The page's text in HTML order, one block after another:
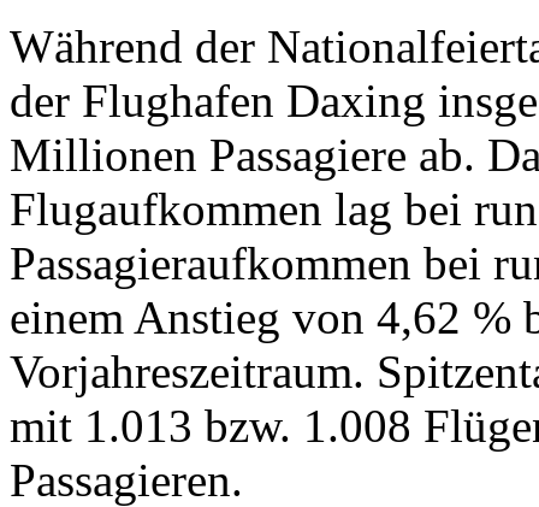
Während der
der Flughafen Daxing
Millionen Passagiere ab.
Flugaufkommen lag bei
Passagieraufkommen bei
einem Anstieg von 4,62 %
Vorjahreszeitraum.
mit 1.013 bzw. 1.008
Passagieren.